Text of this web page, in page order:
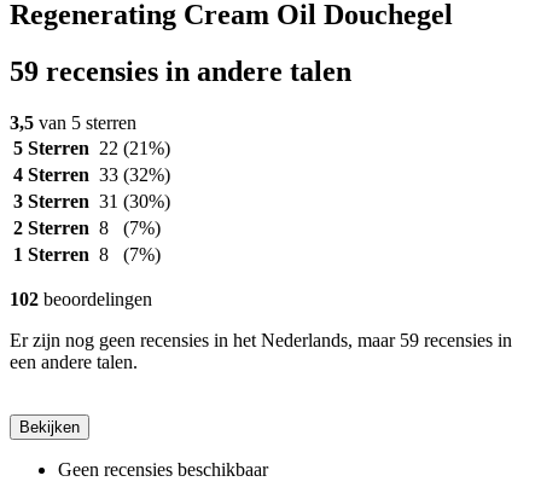
Regenerating Cream Oil Douchegel
59 recensies in andere talen
3,5 van 5 sterren
5 Sterren 22 (21%)
4 Sterren 33 (32%)
3 Sterren 31 (30%)
2 Sterren 8
(7%)
1 Sterren 8 (7%)
102 beoordelingen
Er zijn nog geen recensies in het Nederlands, maar 59 recensies in
een andere talen.
Bekijken
Geen recensies beschikbaar